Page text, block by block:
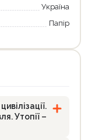
Україна
Папір
Утопії –